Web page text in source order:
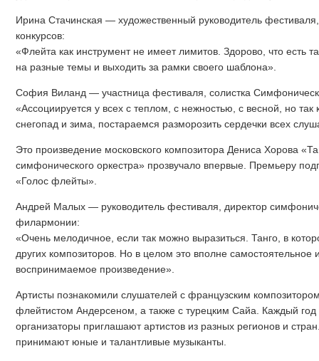
Ирина Стачинская — художественный руководитель
конкурсов:
«Флейта как инструмент не имеет лимитов. Здорово, что есть
на разные темы и выходить за рамки своего шаблона».
София Виланд — участница фестиваля, солистка
«Ассоциируется у всех с теплом, с нежностью, с весной, но так
снегопад и зима, постараемся разморозить сердечки всех
Это произведение московского композитора Дениса Хорова
симфонического оркестра» прозвучало впервые. Премьеру
«Голос флейты».
Андрей Малых — руководитель фестиваля, директор
филармонии:
«Очень мелодичное, если так можно выразиться. Танго, в
других композиторов. Но в целом это вполне самостоятельное
воспринимаемое произведение».
Артисты познакомили слушателей с французским
флейтистом Андерсеном, а также с турецким Сайа. Каждый
организаторы приглашают артистов из разных регионов и
принимают юные и талантливые музыканты.